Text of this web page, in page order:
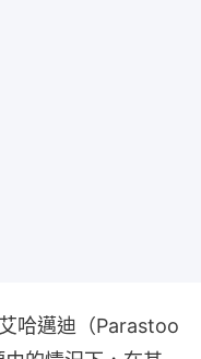
哈邁迪（Parastoo